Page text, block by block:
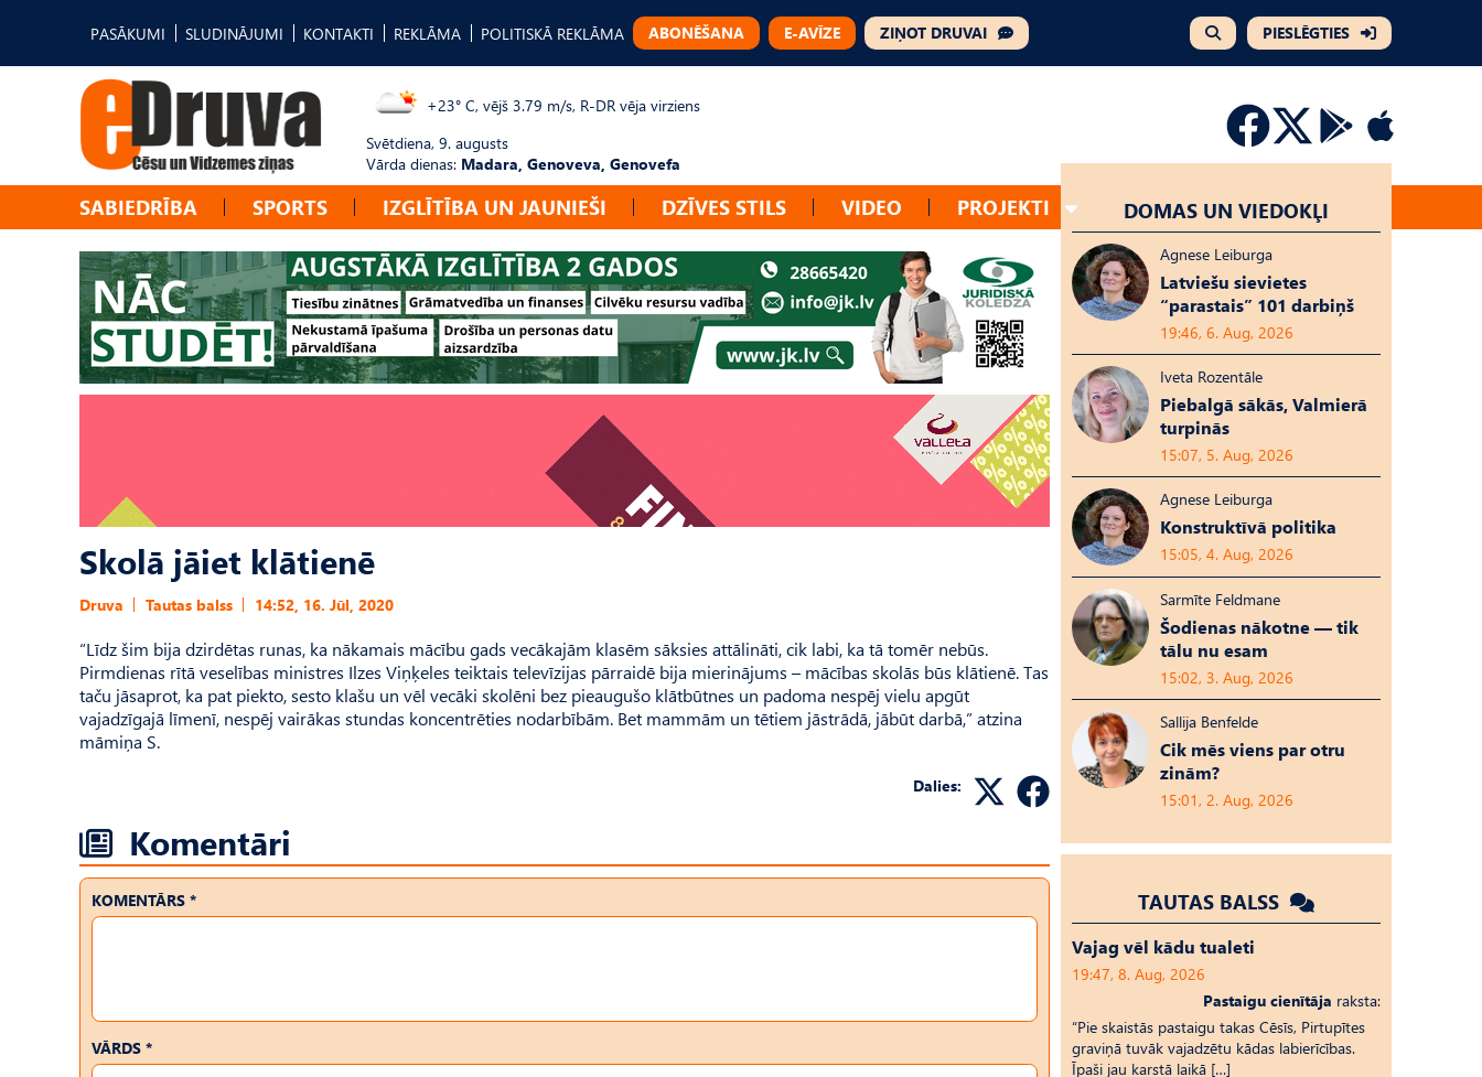
PASĀKUMI SLUDINĀJUMI KONTAKTI REKLĀMA POLITISKĀ REKLĀMA ABONĒŠANA E-AVĪZE ZIŅOT DRUVAI PIESLĒGTIES
+23° C, vējš 3.79 m/s, R-DR vēja virziens
Svētdiena, 9. augusts
Vārda dienas: Madara, Genoveva, Genovefa
SABIEDRĪBA SPORTS IZGLĪTĪBA UN JAUNIEŠI DZĪVES STILS VIDEO PROJEKTI
Skolā jāiet klātienē
Druva Tautas balss 14:52, 16. Jūl, 2020
“Līdz šim bija dzirdētas runas, ka nākamais mācību gads vecākajām klasēm sāksies attālināti, cik labi, ka tā tomēr nebūs.
Pirmdienas rītā veselības ministres Ilzes Viņķeles teiktais televīzijas pārraidē bija mierinājums – mācības skolās būs klātienē. Tas
taču jāsaprot, ka pat piekto, sesto klašu un vēl vecāki skolēni bez pieaugušo klātbūtnes un padoma nespēj vielu apgūt
vajadzīgajā līmenī, nespēj vairākas stundas koncentrēties nodarbībām. Bet mammām un tētiem jāstrādā, jābūt darbā,” atzina
māmiņa S.
Dalies:
Komentāri
KOMENTĀRS *
VĀRDS *
DOMAS UN VIEDOKĻI
Agnese Leiburga
Latviešu sievietes
“parastais” 101 darbiņš
19:46, 6. Aug, 2026
Iveta Rozentāle
Piebalgā sākās, Valmierā
turpinās
15:07, 5. Aug, 2026
Agnese Leiburga
Konstruktīvā politika
15:05, 4. Aug, 2026
Sarmīte Feldmane
Šodienas nākotne — tik
tālu nu esam
15:02, 3. Aug, 2026
Sallija Benfelde
Cik mēs viens par otru
zinām?
15:01, 2. Aug, 2026
TAUTAS BALSS
Vajag vēl kādu tualeti
19:47, 8. Aug, 2026
Pastaigu cienītāja raksta:
“Pie skaistās pastaigu takas Cēsīs, Pirtupītes
graviņā tuvāk vajadzētu kādas labierīcības.
Īpaši jau karstā laikā […]